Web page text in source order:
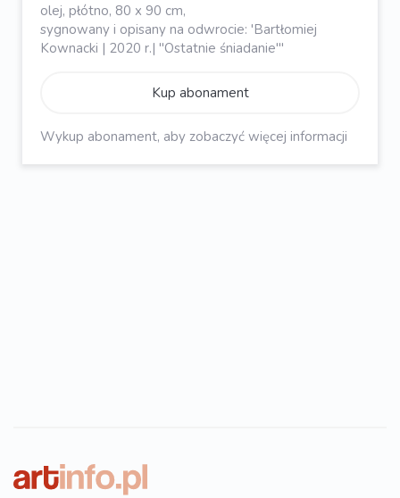
olej, płótno, 80 x 90 cm,
sygnowany i opisany na odwrocie: 'Bartłomiej
Kownacki | 2020 r.| "Ostatnie śniadanie"'
Kup abonament
Wykup abonament, aby zobaczyć więcej informacji